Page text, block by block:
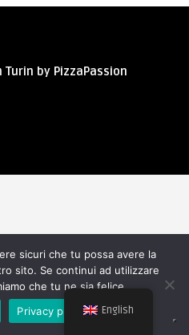
by PizzaPassion
English
sicuri che tu possa avere la
sito. Se continui ad utilizzare
che tu ne sia felice.
Privacy policy